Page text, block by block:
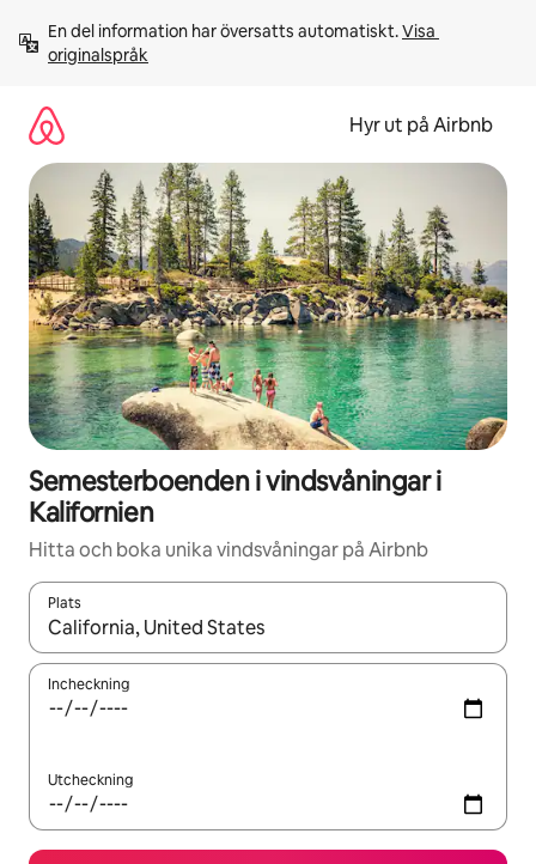
innehåll
En del information har översatts automatiskt. Visa
originalspråk
Hyr ut på Airbnb
Semesterboenden i vindsvåningar i
Kalifornien
Hitta och boka unika vindsvåningar på Airbnb
Plats
När resultaten är tillgängliga kan du navigera med upp- och
Incheckning
Utcheckning